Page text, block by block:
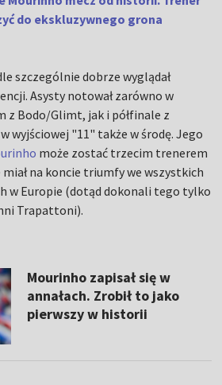
do ekskluzywnego grona
szczególnie dobrze wyglądał
Asysty notował zarówno w
z Bodo/Glimt, jak i półfinale z
wyjściowej "11" także w środę. Jego
może zostać trzecim trenerem
na koncie triumfy we wszystkich
w Europie (dotąd dokonali tego tylko
Trapattoni).
Mourinho zapisał się w
annałach. Zrobił to jako
pierwszy w historii